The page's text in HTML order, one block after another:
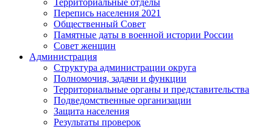
Территориальные отделы
Перепись населения 2021
Общественный Совет
Памятные даты в военной истории России
Совет женщин
Администрация
Структура администрации округа
Полномочия, задачи и функции
Территориальные органы и представительства
Подведомственные организации
Защита населения
Результаты проверок